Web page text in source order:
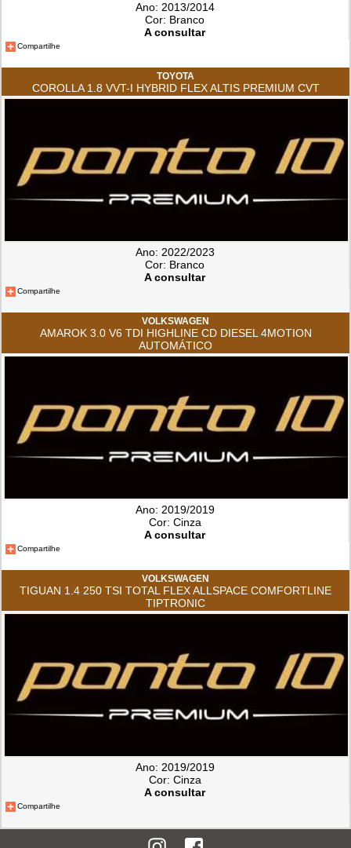
Ano: 2013/2014
Cor: Branco
A consultar
Compartilhe
TOYOTA
COROLLA 1.8 VVT-I HYBRID FLEX ALTIS PREMIUM CVT
Ano: 2022/2023
Cor: Branco
A consultar
Compartilhe
VOLKSWAGEN
AMAROK 3.0 V6 TDI HIGHLINE CD DIESEL 4MOTION
AUTOMÁTICO
Ano: 2019/2019
Cor: Cinza
A consultar
Compartilhe
VOLKSWAGEN
TIGUAN 1.4 250 TSI TOTAL FLEX ALLSPACE COMFORTLINE
TIPTRONIC
Ano: 2019/2019
Cor: Cinza
A consultar
Compartilhe